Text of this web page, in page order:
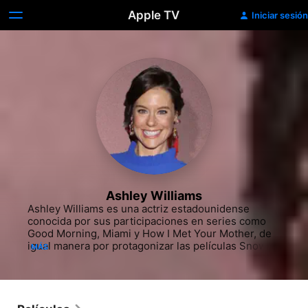
Apple TV Iniciar sesión
Ashley Williams
Ashley Williams es una actriz estadounidense
conocida por sus participaciones en series como
Good Morning, Miami y How I Met Your Mother, de
igual manera por protagonizar las películas Snow y
MÁS